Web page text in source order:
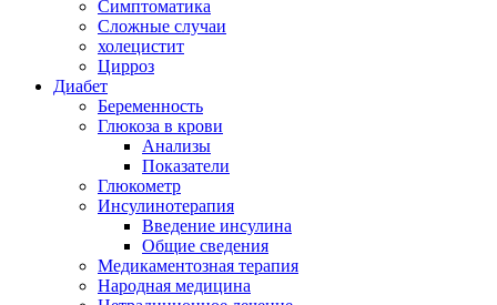
Симптоматика
Сложные случаи
холецистит
Цирроз
Диабет
Беременность
Глюкоза в крови
Анализы
Показатели
Глюкометр
Инсулинотерапия
Введение инсулина
Общие сведения
Медикаментозная терапия
Народная медицина